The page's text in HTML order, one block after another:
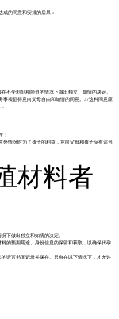
成的同意和安排的后果：
不受剥削和胁迫的情况下做出独立、知情的决定。
项征得意向父母自由和知情的同意。37这种同意应
；
外情况时为了孩子的利益，意向父母和孩子应有适当
材料者
下做出独立和知情的决定。
的预期用途、身份信息的保留和获取，以确保代孕
语言书面记录并保存。只有在以下情况下，才允许